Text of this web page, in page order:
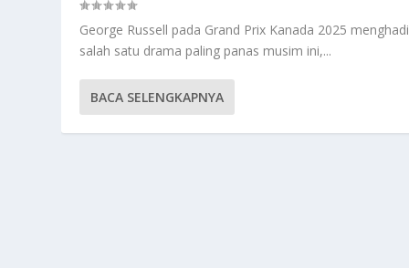
George Russell pada Grand Prix Kanada 2025
salah satu drama paling panas musim ini,...
BACA SELENGKAPNYA